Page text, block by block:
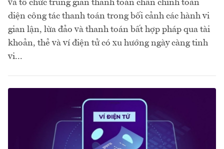
và tổ chức trung gian thanh toán chấn chỉnh toàn
diện công tác thanh toán trong bối cảnh các hành vi
gian lận, lừa đảo và thanh toán bất hợp pháp qua tài
khoản, thẻ và ví điện tử có xu hướng ngày càng tinh
vi...